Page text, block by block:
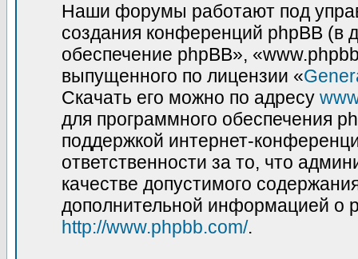
Наши форумы работают под
создания конференций phpBB
обеспечение phpBB»,
выпущенного по лицензии «
Скачать его можно по адресу
для программного обеспечения
поддержкой интернет-
ответственности за то, что
качестве допустимого
дополнительной информацией о
http://www.phpbb.com/.